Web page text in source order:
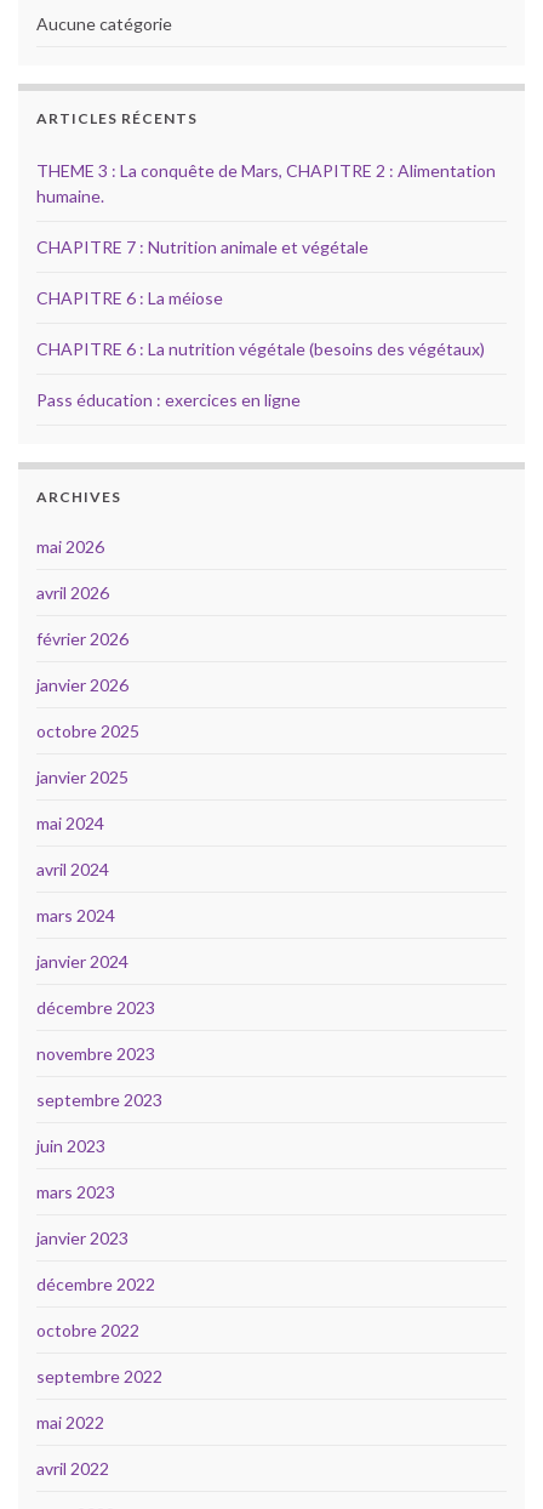
Aucune catégorie
ARTICLES RÉCENTS
THEME 3 : La conquête de Mars, CHAPITRE 2 : Alimentation
humaine.
CHAPITRE 7 : Nutrition animale et végétale
CHAPITRE 6 : La méiose
CHAPITRE 6 : La nutrition végétale (besoins des végétaux)
Pass éducation : exercices en ligne
ARCHIVES
mai 2026
avril 2026
février 2026
janvier 2026
octobre 2025
janvier 2025
mai 2024
avril 2024
mars 2024
janvier 2024
décembre 2023
novembre 2023
septembre 2023
juin 2023
mars 2023
janvier 2023
décembre 2022
octobre 2022
septembre 2022
mai 2022
avril 2022